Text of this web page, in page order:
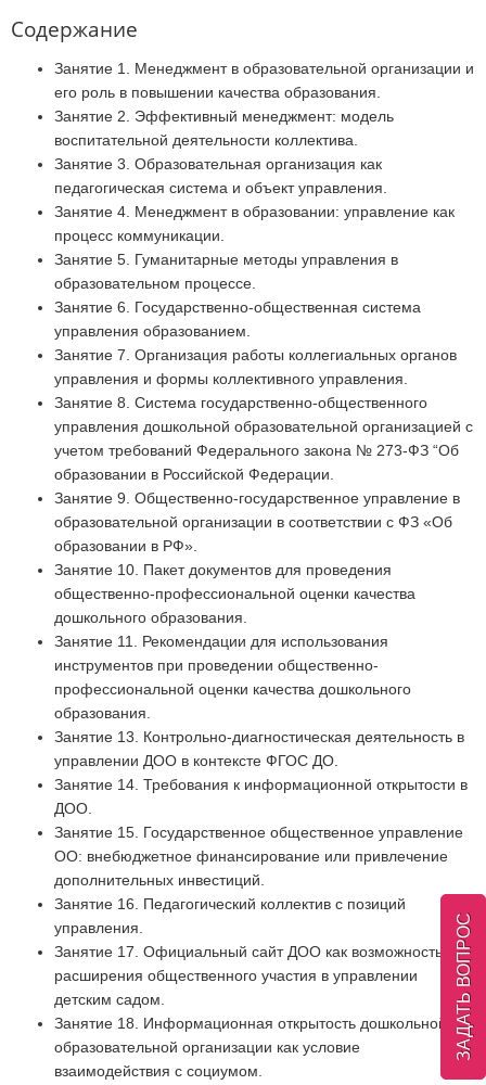
Содержание
Занятие 1. Менеджмент в образовательной организации и
его роль в повышении качества образования.
Занятие 2. Эффективный менеджмент: модель
воспитательной деятельности коллектива.
Занятие 3. Образовательная организация как
педагогическая система и объект управления.
Занятие 4. Менеджмент в образовании: управление как
процесс коммуникации.
Занятие 5. Гуманитарные методы управления в
образовательном процессе.
Занятие 6. Государственно-общественная система
управления образованием.
Занятие 7. Организация работы коллегиальных органов
управления и формы коллективного управления.
Занятие 8. Система государственно-общественного
управления дошкольной образовательной организацией с
учетом требований Федерального закона № 273-ФЗ “Об
образовании в Российской Федерации.
Занятие 9. Общественно-государственное управление в
образовательной организации в соответствии с ФЗ «Об
образовании в РФ».
Занятие 10. Пакет документов для проведения
общественно-профессиональной оценки качества
дошкольного образования.
Занятие 11. Рекомендации для использования
инструментов при проведении общественно-
профессиональной оценки качества дошкольного
образования.
Занятие 13. Контрольно-диагностическая деятельность в
управлении ДОО в контексте ФГОС ДО.
Занятие 14. Требования к информационной открытости в
ДОО.
Занятие 15. Государственное общественное управление
ОО: внебюджетное финансирование или привлечение
дополнительных инвестиций.
Занятие 16. Педагогический коллектив с позиций
управления.
Занятие 17. Официальный сайт ДОО как возможность
расширения общественного участия в управлении
детским садом.
Занятие 18. Информационная открытость дошкольной
образовательной организации как условие
взаимодействия с социумом.
ЗАДАТЬ ВОПРОС